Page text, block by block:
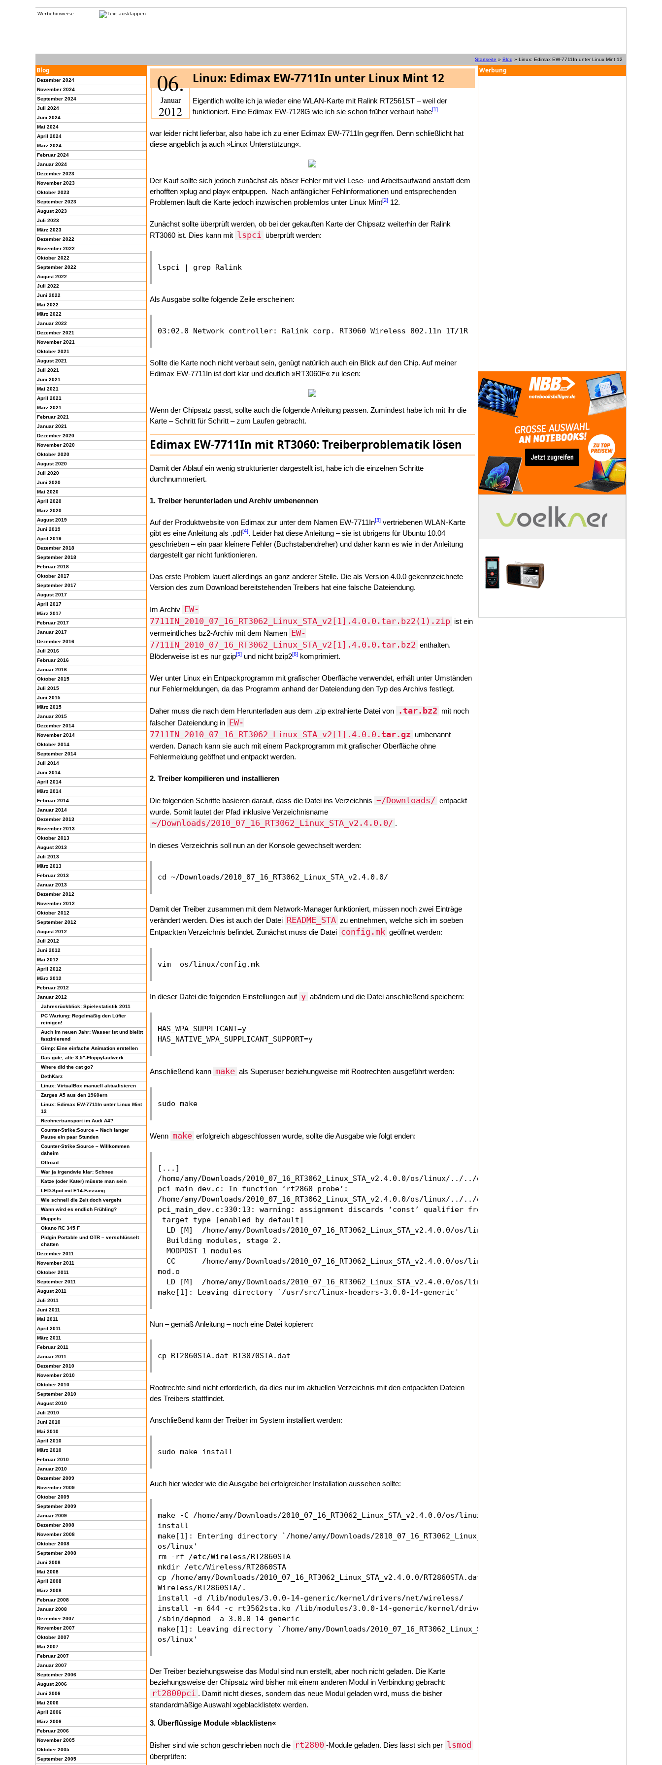
Werbehinweise
Startseite » Blog » Linux: Edimax EW-7711In unter Linux Mint 12
Blog
Dezember 2024
November 2024
September 2024
Juli 2024
Juni 2024
Mai 2024
April 2024
März 2024
Februar 2024
Januar 2024
Dezember 2023
November 2023
Oktober 2023
September 2023
August 2023
Juli 2023
März 2023
Dezember 2022
November 2022
Oktober 2022
September 2022
August 2022
Juli 2022
Juni 2022
Mai 2022
März 2022
Januar 2022
Dezember 2021
November 2021
Oktober 2021
August 2021
Juli 2021
Juni 2021
Mai 2021
April 2021
März 2021
Februar 2021
Januar 2021
Dezember 2020
November 2020
Oktober 2020
August 2020
Juli 2020
Juni 2020
Mai 2020
April 2020
März 2020
August 2019
Juni 2019
April 2019
Dezember 2018
September 2018
Februar 2018
Oktober 2017
September 2017
August 2017
April 2017
März 2017
Februar 2017
Januar 2017
Dezember 2016
Juli 2016
Februar 2016
Januar 2016
Oktober 2015
Juli 2015
Juni 2015
März 2015
Januar 2015
Dezember 2014
November 2014
Oktober 2014
September 2014
Juli 2014
Juni 2014
April 2014
März 2014
Februar 2014
Januar 2014
Dezember 2013
November 2013
Oktober 2013
August 2013
Juli 2013
März 2013
Februar 2013
Januar 2013
Dezember 2012
November 2012
Oktober 2012
September 2012
August 2012
Juli 2012
Juni 2012
Mai 2012
April 2012
März 2012
Februar 2012
Januar 2012
Jahresrückblick: Spielestatistik 2011
PC Wartung: Regelmäßig den Lüfter
reinigen!
Auch im neuen Jahr: Wasser ist und bleibt
faszinierend
Gimp: Eine einfache Animation erstellen
Das gute, alte 3,5"-Floppylaufwerk
Where did the cat go?
DethKarz
Linux: VirtualBox manuell aktualisieren
Zarges A5 aus den 1960ern
Linux: Edimax EW-7711In unter Linux Mint
12
Rechnertransport im Audi A4?
Counter-Strike:Source – Nach langer
Pause ein paar Stunden
Counter-Strike:Source – Willkommen
daheim
Offroad
War ja irgendwie klar: Schnee
Katze (oder Kater) müsste man sein
LED-Spot mit E14-Fassung
Wie schnell die Zeit doch vergeht
Wann wird es endlich Frühling?
Muppets
Okano RC 345 F
Pidgin Portable und OTR – verschlüsselt
chatten
Dezember 2011
November 2011
Oktober 2011
September 2011
August 2011
Juli 2011
Juni 2011
Mai 2011
April 2011
März 2011
Februar 2011
Januar 2011
Dezember 2010
November 2010
Oktober 2010
September 2010
August 2010
Juli 2010
Juni 2010
Mai 2010
April 2010
März 2010
Februar 2010
Januar 2010
Dezember 2009
November 2009
Oktober 2009
September 2009
Januar 2009
Dezember 2008
November 2008
Oktober 2008
September 2008
Juni 2008
Mai 2008
April 2008
März 2008
Februar 2008
Januar 2008
Dezember 2007
November 2007
Oktober 2007
Mai 2007
Februar 2007
Januar 2007
September 2006
August 2006
Juni 2006
Mai 2006
April 2006
März 2006
Februar 2006
November 2005
Oktober 2005
September 2005
Werbung
06.
Januar
2012
Linux: Edimax EW-7711In unter Linux Mint 12
Eigentlich wollte ich ja wieder eine WLAN-Karte mit Ralink RT2561ST – weil der
funktioniert. Eine Edimax EW-7128G wie ich sie schon früher verbaut habe[1]
war leider nicht lieferbar, also habe ich zu einer Edimax EW-7711In gegriffen. Denn schließlicht hat
diese angeblich ja auch »Linux Unterstützung«.
Der Kauf sollte sich jedoch zunächst als böser Fehler mit viel Lese- und Arbeitsaufwand anstatt dem
erhofften »plug and play« entpuppen. Nach anfänglicher Fehlinformationen und entsprechenden
Problemen läuft die Karte jedoch inzwischen problemlos unter Linux Mint[2] 12.
Zunächst sollte überprüft werden, ob bei der gekauften Karte der Chipsatz weiterhin der Ralink
RT3060 ist. Dies kann mit lspci überprüft werden:
Als Ausgabe sollte folgende Zeile erscheinen:
Sollte die Karte noch nicht verbaut sein, genügt natürlich auch ein Blick auf den Chip. Auf meiner
Edimax EW-7711In ist dort klar und deutlich »RT3060F« zu lesen:
Wenn der Chipsatz passt, sollte auch die folgende Anleitung passen. Zumindest habe ich mit ihr die
Karte – Schritt für Schritt – zum Laufen gebracht.
Edimax EW-7711In mit RT3060: Treiberproblematik lösen
Damit der Ablauf ein wenig strukturierter dargestellt ist, habe ich die einzelnen Schritte
durchnummeriert.
1. Treiber herunterladen und Archiv umbenennen
Auf der Produktwebsite von Edimax zur unter dem Namen EW-7711In[3] vertriebenen WLAN-Karte
gibt es eine Anleitung als .pdf[4]. Leider hat diese Anleitung – sie ist übrigens für Ubuntu 10.04
geschrieben – ein paar kleinere Fehler (Buchstabendreher) und daher kann es wie in der Anleitung
dargestellt gar nicht funktionieren.
Das erste Problem lauert allerdings an ganz anderer Stelle. Die als Version 4.0.0 gekennzeichnete
Version des zum Download bereitstehenden Treibers hat eine falsche Dateiendung.
Im Archiv EW-
7711IN_2010_07_16_RT3062_Linux_STA_v2[1].4.0.0.tar.bz2(1).zip ist ein
vermeintliches bz2-Archiv mit dem Namen EW-
7711IN_2010_07_16_RT3062_Linux_STA_v2[1].4.0.0.tar.bz2 enthalten.
Blöderweise ist es nur gzip[5] und nicht bzip2[6] komprimiert.
Wer unter Linux ein Entpackprogramm mit grafischer Oberfläche verwendet, erhält unter Umständen
nur Fehlermeldungen, da das Programm anhand der Dateiendung den Typ des Archivs festlegt.
Daher muss die nach dem Herunterladen aus dem .zip extrahierte Datei von .tar.bz2 mit noch
falscher Dateiendung in EW-
7711IN_2010_07_16_RT3062_Linux_STA_v2[1].4.0.0 .tar.gz umbenannt
werden. Danach kann sie auch mit einem Packprogramm mit grafischer Oberfläche ohne
Fehlermeldung geöffnet und entpackt werden.
2. Treiber kompilieren und installieren
Die folgenden Schritte basieren darauf, dass die Datei ins Verzeichnis ~/Downloads/ entpackt
wurde. Somit lautet der Pfad inklusive Verzeichnisname
~/Downloads/2010_07_16_RT3062_Linux_STA_v2.4.0.0/ .
In dieses Verzeichnis soll nun an der Konsole gewechselt werden:
Damit der Treiber zusammen mit dem Network-Manager funktioniert, müssen noch zwei Einträge
verändert werden. Dies ist auch der Datei README_STA zu entnehmen, welche sich im soeben
Entpackten Verzeichnis befindet. Zunächst muss die Datei config.mk geöffnet werden:
In dieser Datei die folgenden Einstellungen auf y abändern und die Datei anschließend speichern:
HAS_WPA_SUPPLICANT=y
Anschließend kann make als Superuser beziehungweise mit Rootrechten ausgeführt werden:
Wenn make erfolgreich abgeschlossen wurde, sollte die Ausgabe wie folgt enden:
[...]
/home/amy/Downloads/2010_07_16_RT3062_Linux_STA_v2.4.0.0/os/linux/../../os/linux/
pci_main_dev.c: In function ‘rt2860_probe’:
/home/amy/Downloads/2010_07_16_RT3062_Linux_STA_v2.4.0.0/os/linux/../../os/linux/
pci_main_dev.c:330:13: warning: assignment discards ‘const’ qualifier from pointer
target type [enabled by default]
  LD [M]  /home/amy/Downloads/2010_07_16_RT3062_Linux_STA_v2.4.0.0/os/linux/rt3562sta.o
  Building modules, stage 2.
  MODPOST 1 modules
  CC      /home/amy/Downloads/2010_07_16_RT3062_Linux_STA_v2.4.0.0/os/linux/rt3562sta.
mod.o
  LD [M]  /home/amy/Downloads/2010_07_16_RT3062_Linux_STA_v2.4.0.0/os/linux/rt3562sta.ko
Nun – gemäß Anleitung – noch eine Datei kopieren:
Rootrechte sind nicht erforderlich, da dies nur im aktuellen Verzeichnis mit den entpackten Dateien
des Treibers stattfindet.
Anschließend kann der Treiber im System installiert werden:
Auch hier wieder wie die Ausgabe bei erfolgreicher Installation aussehen sollte:
make -C /home/amy/Downloads/2010_07_16_RT3062_Linux_STA_v2.4.0.0/os/linux -f Makefile.6
install
make[1]: Entering directory `/home/amy/Downloads/2010_07_16_RT3062_Linux_STA_v2.4.0.0/
os/linux'
rm -rf /etc/Wireless/RT2860STA
mkdir /etc/Wireless/RT2860STA
cp /home/amy/Downloads/2010_07_16_RT3062_Linux_STA_v2.4.0.0/RT2860STA.dat /etc/
Wireless/RT2860STA/.
install -d /lib/modules/3.0.0-14-generic/kernel/drivers/net/wireless/
install -m 644 -c rt3562sta.ko /lib/modules/3.0.0-14-generic/kernel/drivers/net/wireless/
/sbin/depmod -a 3.0.0-14-generic
make[1]: Leaving directory `/home/amy/Downloads/2010_07_16_RT3062_Linux_STA_v2.4.0.0/
Der Treiber beziehungsweise das Modul sind nun erstellt, aber noch nicht geladen. Die Karte
beziehungsweise der Chipsatz wird bisher mit einem anderen Modul in Verbindung gebracht:
rt2800pci . Damit nicht dieses, sondern das neue Modul geladen wird, muss die bisher
standardmäßige Auswahl »geblacklistet« werden.
3. Überflüssige Module »blacklisten«
Bisher sind wie schon geschrieben noch die rt2800 -Module geladen. Dies lässt sich per lsmod
überprüfen: